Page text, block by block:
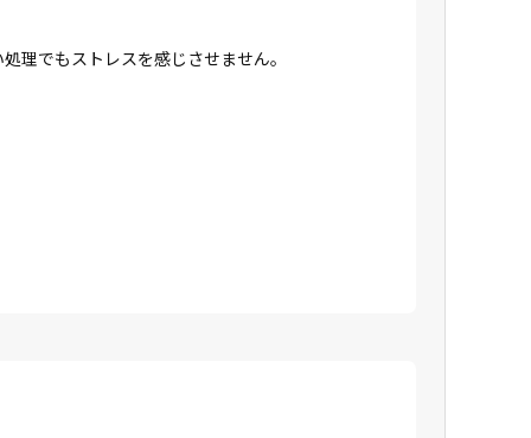
理でもストレスを感じさせません。